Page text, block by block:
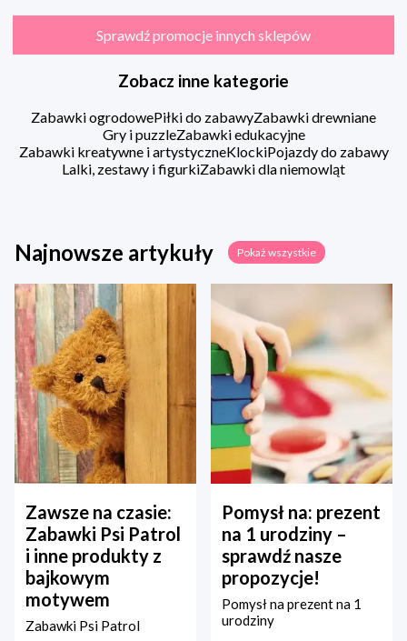
Sprawdź promocje innych sklepów
Zobacz inne kategorie
Zabawki ogrodowePiłki do zabawyZabawki drewniane
Gry i puzzleZabawki edukacyjne
Zabawki kreatywne i artystyczneKlockiPojazdy do zabawy
Lalki, zestawy i figurkiZabawki dla niemowląt
Najnowsze artykuły Pokaż wszystkie
Zawsze na czasie:
Zabawki Psi Patrol
i inne produkty z
bajkowym
motywem
Zabawki Psi Patrol
Pomysł na: prezent
na 1 urodziny –
sprawdź nasze
propozycje!
Pomysł na prezent na 1
urodziny